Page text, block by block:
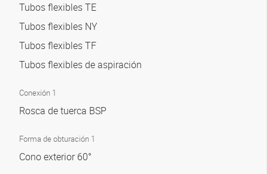
Tubos flexibles TE
Tubos flexibles NY
Tubos flexibles TF
Tubos flexibles de aspiración
Conexión 1
Rosca de tuerca BSP
Forma de obturación 1
Cono exterior 60°